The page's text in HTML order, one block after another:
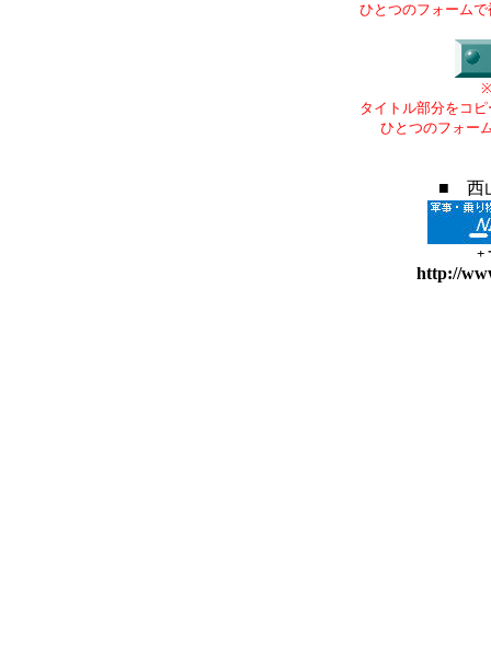
ひとつのフォーム
タイトル部分をコ
ひとつのフォー
■ 西
+
http://